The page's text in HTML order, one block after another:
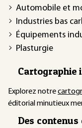
Automobile et
Industries bas
Équipements
Plasturgie
Cartographie
Explorez notre
éditorial minutieux
Des contenus